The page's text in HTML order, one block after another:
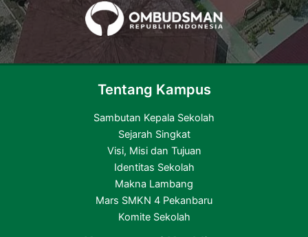
Tentang Kampus
Sambutan Kepala Sekolah
Sejarah Singkat
Visi, Misi dan Tujuan
Identitas Sekolah
Makna Lambang
Mars SMKN 4 Pekanbaru
Komite Sekolah